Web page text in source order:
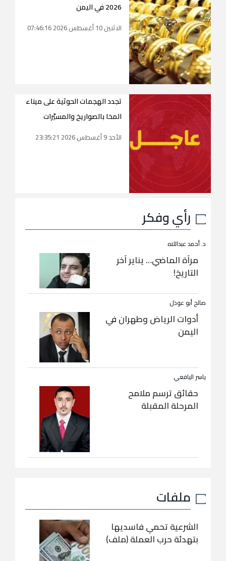
2026 في اليمن
الاثنين 10 أغسطس 2026 07:46:16
تجدد الهجمات الحوثية على ميناء
المخا بالصواريخ والمسيّرات
الأحد 9 أغسطس 2026 23:35:21
رأي وفكر
د. أحمد عبداللاه
مرآة الماضي… يناير آخر
التاريخ!
صالح أبو عوذل
أدوات الرياض وطهران في
اليمن
ياسر اليافعي
حقائق ترسم ملامح
المرحلة المقبلة
ملفات
الشرعية تحمي فاسديها
بتهدئة حرب العملة (ملف)